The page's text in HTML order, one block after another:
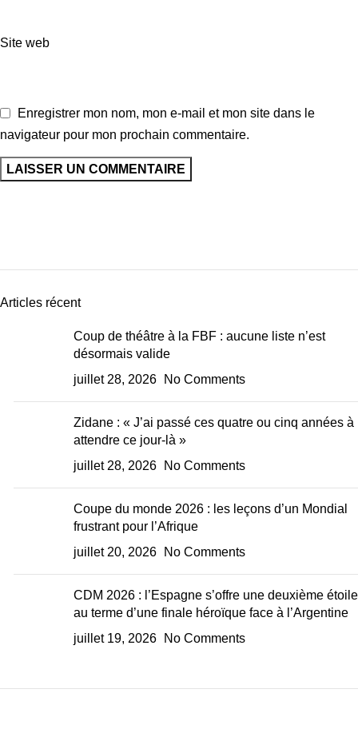
Site web
Enregistrer mon nom, mon e-mail et mon site dans le
navigateur pour mon prochain commentaire.
Articles récent
Coup de théâtre à la FBF : aucune liste n’est
désormais valide
juillet 28, 2026
No Comments
Zidane : « J’ai passé ces quatre ou cinq années à
attendre ce jour-là »
juillet 28, 2026
No Comments
Coupe du monde 2026 : les leçons d’un Mondial
frustrant pour l’Afrique
juillet 20, 2026
No Comments
CDM 2026 : l’Espagne s’offre une deuxième étoile
au terme d’une finale héroïque face à l’Argentine
juillet 19, 2026
No Comments